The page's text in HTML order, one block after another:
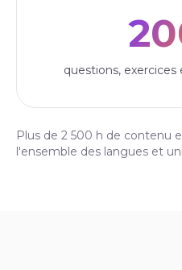
questions,
Plus de 2 500 h de contenu
l'ensemble des langues et